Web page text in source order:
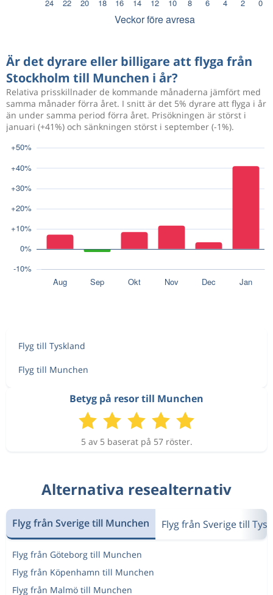
Är det dyrare eller billigare att flyga från
Stockholm till Munchen i år?
Relativa prisskillnader de kommande månaderna jämfört med
samma månader förra året. I snitt är det 5% dyrare att flyga i år
än under samma period förra året. Prisökningen är störst i
januari (+41%) och sänkningen störst i september (-1%).
Flyg till Tyskland
Flyg till Munchen
Betyg på resor till Munchen
5 av 5 baserat på 57 röster.
Alternativa resealternativ
Flyg från Sverige till Munchen Flyg från Sverige till
Flyg från Göteborg till Munchen
Flyg från Köpenhamn till Munchen
Flyg från Malmö till Munchen